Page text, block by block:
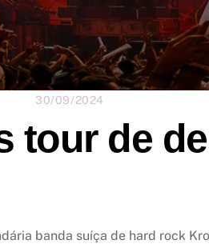
30/09/2024
tour de
banda suíça de hard rock